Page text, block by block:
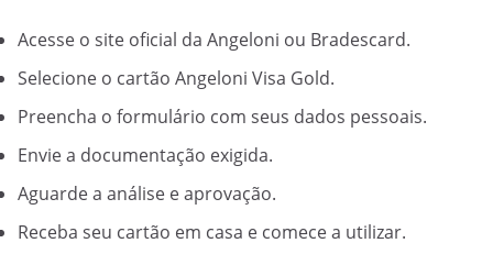
Acesse o site oficial da Angeloni ou Bradescard.
Selecione o cartão Angeloni Visa Gold.
Preencha o formulário com seus dados pessoais.
Envie a documentação exigida.
Aguarde a análise e aprovação.
Receba seu cartão em casa e comece a utilizar.